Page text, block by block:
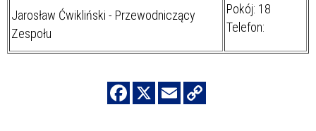
Jarosław Ćwikliński - Przewodniczący
Zespołu
Pokój: 18
Telefon: